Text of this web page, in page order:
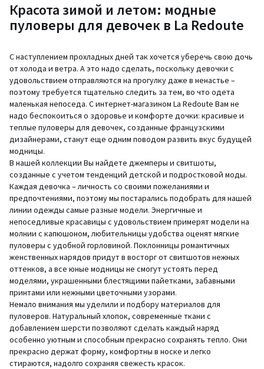
Красота зимой и летом: модные
пуловеры для девочек в La Redoute
С наступлением прохладных дней так хочется уберечь свою дочь
от холода и ветра. А это надо сделать, поскольку девочки с
удовольствием отправляются на прогулку даже в ненастье –
поэтому требуется тщательно следить за тем, во что одета
маленькая непоседа. С интернет-магазином La Redoute Вам не
надо беспокоиться о здоровье и комфорте дочки: красивые и
теплые пуловеры для девочек, созданные французскими
дизайнерами, станут еще одним поводом развить вкус будущей
модницы.
В нашей коллекции Вы найдете джемперы и свитшоты,
созданные с учетом тенденций детской и подростковой моды.
Каждая девочка – личность со своими пожеланиями и
предпочтениями, поэтому мы постарались подобрать для нашей
линии одежды самые разные модели. Энергичные и
непоседливые красавицы с удовольствием примерят модели на
молнии с капюшоном, любительницы удобства оценят мягкие
пуловеры с удобной горловиной. Поклонницы романтичных
женственных нарядов придут в восторг от свитшотов нежных
оттенков, а все юные модницы не смогут устоять перед
моделями, украшенными блестящими пайетками, забавными
принтами или нежными цветочными узорами.
Немало внимания мы уделили и подбору материалов для
пуловеров. Натуральный хлопок, современные ткани с
добавлением шерсти позволяют сделать каждый наряд
особенно уютным и способным прекрасно сохранять тепло. Они
прекрасно держат форму, комфортны в носке и легко
стираются, надолго сохраняя свежесть красок.